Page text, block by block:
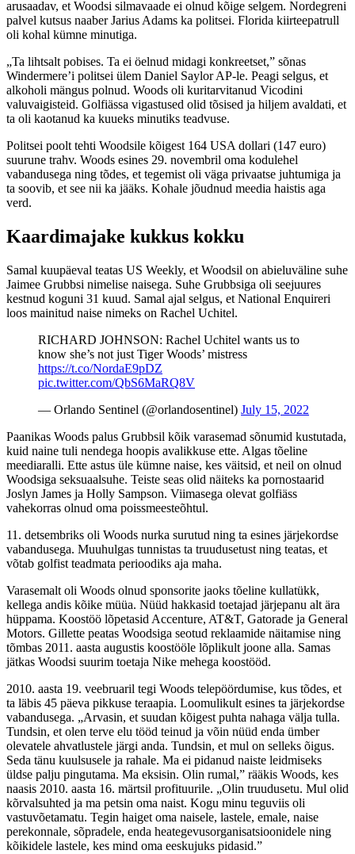
arusaadav, et Woodsi silmavaade ei olnud kõige selgem. Nordegreni
palvel kutsus naaber Jarius Adams ka politsei. Florida kiirteepatrull
oli kohal kümne minutiga.
„Ta lihtsalt pobises. Ta ei öelnud midagi konkreetset,” sõnas
Windermere’i politsei ülem Daniel Saylor AP-le. Peagi selgus, et
alkoholi mängus polnud. Woods oli kuritarvitanud Vicodini
valuvaigisteid. Golfiässa vigastused olid tõsised ja hiljem avaldati, et
ta oli kaotanud ka kuueks minutiks teadvuse.
Politsei poolt tehti Woodsile kõigest 164 USA dollari (147 euro)
suurune trahv. Woods esines 29. novembril oma kodulehel
vabandusega ning tõdes, et tegemist oli väga privaatse juhtumiga ja
ta soovib, et see nii ka jääks. Kohale jõudnud meedia haistis aga
verd.
Kaardimajake kukkus kokku
Samal kuupäeval teatas US Weekly, et Woodsil on abieluväline suhe
Jaimee Grubbsi nimelise naisega. Suhe Grubbsiga oli seejuures
kestnud koguni 31 kuud. Samal ajal selgus, et National Enquireri
loos mainitud naise nimeks on Rachel Uchitel.
RICHARD JOHNSON: Rachel Uchitel wants us to
know she’s not just Tiger Woods’ mistress
https://t.co/NordaE9pDZ
pic.twitter.com/QbS6MaRQ8V
— Orlando Sentinel (@orlandosentinel) July 15, 2022
Paanikas Woods palus Grubbsil kõik varasemad sõnumid kustutada,
kuid naine tuli nendega hoopis avalikkuse ette. Algas tõeline
meediaralli. Ette astus üle kümne naise, kes väitsid, et neil on olnud
Woodsiga seksuaalsuhe. Teiste seas olid näiteks ka pornostaarid
Joslyn James ja Holly Sampson. Viimasega olevat golfiäss
vahekorras olnud oma poissmeesteõhtul.
11. detsembriks oli Woods nurka surutud ning ta esines järjekordse
vabandusega. Muuhulgas tunnistas ta truudusetust ning teatas, et
võtab golfist teadmata perioodiks aja maha.
Varasemalt oli Woods olnud sponsorite jaoks tõeline kullatükk,
kellega andis kõike müüa. Nüüd hakkasid toetajad järjepanu alt ära
hüppama. Koostöö lõpetasid Accenture, AT&T, Gatorade ja General
Motors. Gillette peatas Woodsiga seotud reklaamide näitamise ning
tõmbas 2011. aasta augustis koostööle lõplikult joone alla. Samas
jätkas Woodsi suurim toetaja Nike mehega koostööd.
2010. aasta 19. veebruaril tegi Woods telepöördumise, kus tõdes, et
ta läbis 45 päeva pikkuse teraapia. Loomulikult esines ta järjekordse
vabandusega. „Arvasin, et suudan kõigest puhta nahaga välja tulla.
Tundsin, et olen terve elu tööd teinud ja võin nüüd enda ümber
olevatele ahvatlustele järgi anda. Tundsin, et mul on selleks õigus.
Seda tänu kuulsusele ja rahale. Ma ei pidanud naiste leidmiseks
üldse palju pingutama. Ma eksisin. Olin rumal,” rääkis Woods, kes
naasis 2010. aasta 16. märtsil profituurile. „Olin truudusetu. Mul olid
kõrvalsuhted ja ma petsin oma naist. Kogu minu teguviis oli
vastuvõetamatu. Tegin haiget oma naisele, lastele, emale, naise
perekonnale, sõpradele, enda heategevusorganisatsioonidele ning
kõikidele lastele, kes mind oma eeskujuks pidasid.”